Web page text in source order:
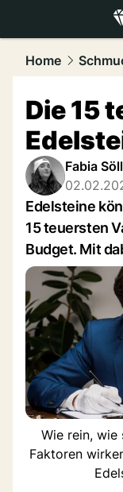
luxury.
Home
Die 15
Fabia
Edelsteine
15 teuersten
Budget. Mit
Wie rein, wie
Faktoren